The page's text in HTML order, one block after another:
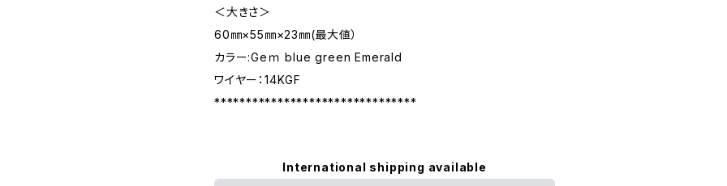
＜大きさ＞
60㎜×55㎜×23㎜(最大値）
カラー:Geｍ blue green Emerald
ワイヤー：14KGF
********************************
International shipping available